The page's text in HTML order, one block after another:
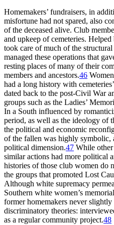
Homemakers’ fundraisers, in
misfortune had not spared, also
of the deceased alive. Club
and upkeep of cemeteries.
took care of much of the
managed these operations that
resting places of many of their
members and ancestors.46
had a long history with
dated back to the post-Civil War
groups such as the Ladies’
In a South influenced by
period, as well as the ideology of
the political and economic
of the fallen was highly symbolic,
political dimension.47 While other
similar actions had more political
histories of those club women do
the groups that promoted Lost
Although white supremacy
Southern white women’s
former homemakers never slightly
discriminatory theories:
as a regular community project.48